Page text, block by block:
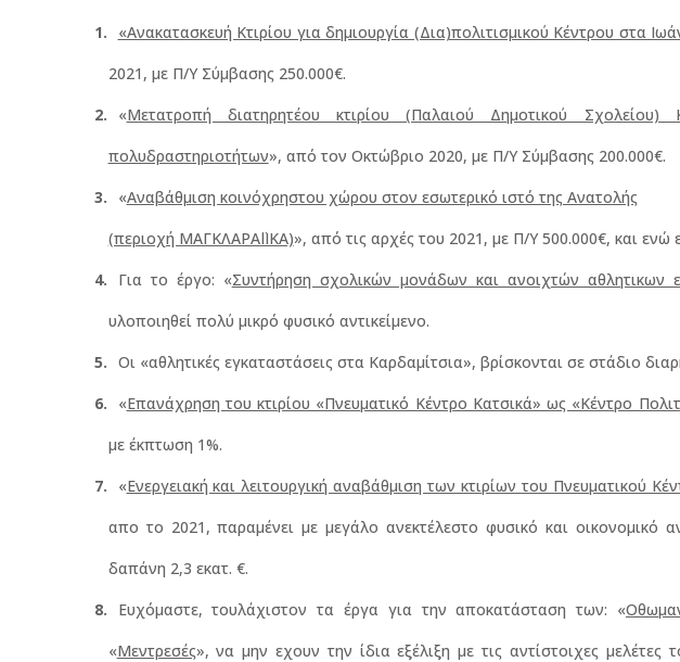
«Ανακατασκευή Κτιρίου για δημιουργία (Δια)πολιτισμικού Κέντρου στα
2021, με Π/Υ Σύμβασης 250.000€.
«Μετατροπή διατηρητέου κτιρίου (Παλαιoύ Δημοτικού
πολυδραστηριοτήτων», από τον Οκτώβριο 2020, με Π/Υ Σύμβασης 200.000€.
«Αναβάθμιση κοινόχρηστου χώρου στον εσωτερικό ιστό της Ανατολής
(περιοχή ΜΑΓΚΛΑΡΑΪΙΚΑ)», από τις αρχές του 2021, με Π/Υ 500.000€, και
Για το έργο: «Συντήρηση σχολικών μονάδων και ανοιχτών
υλοποιηθεί πολύ μικρό φυσικό αντικείμενο.
Οι «αθλητικές εγκαταστάσεις στα Καρδαμίτσια», βρίσκονται σε στάδιο
«Επανάχρηση του κτιρίου «Πνευματικό Κέντρο Κατσικά» ως «Κέντρο
με έκπτωση 1%.
«Ενεργειακή και λειτουργική αναβάθμιση των κτιρίων του Πνευματικού
απο το 2021, παραμένει με μεγάλο ανεκτέλεστο φυσικό και οικονομικό
δαπάνη 2,3 εκατ. €.
Ευχόμαστε, τουλάχιστον τα έργα για την αποκατάσταση των: «
«Μεντρεσές», να μην εχουν την ίδια εξέλιξη με τις αντίστοιχες